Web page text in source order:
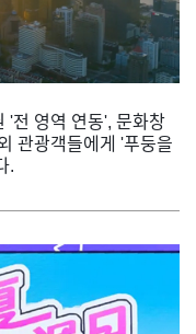
'전 영역 연동', 문화창
관광객들에게 '푸둥을
.